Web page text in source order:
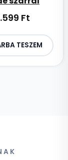
Ft
TESZEM